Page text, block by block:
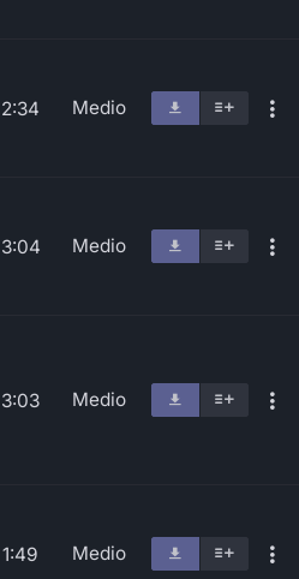
2:34 Medio
3:04 Medio
3:03 Medio
1:49 Medio